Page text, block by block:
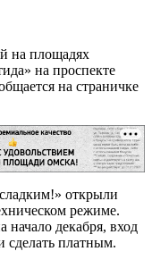
на площадях
на проспекте
на страничке
» открыли
режиме.
декабря, вход
сделать платным.